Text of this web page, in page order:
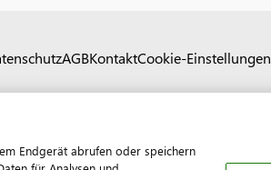
AGBKontaktCookie-Einstellungen
Endgerät abrufen oder speichern